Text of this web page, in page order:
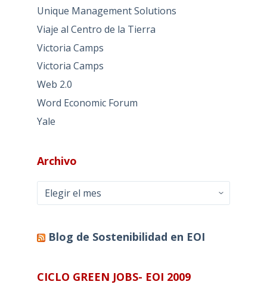
Unique Management Solutions
Viaje al Centro de la Tierra
Victoria Camps
Victoria Camps
Web 2.0
Word Economic Forum
Yale
Archivo
Archivo
Blog de Sostenibilidad en EOI
CICLO GREEN JOBS- EOI 2009